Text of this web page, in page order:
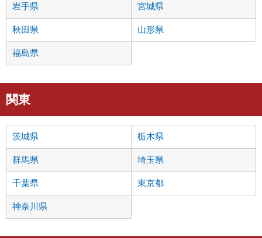
岩手県 宮城県
秋田県 山形県
福島県
関東
茨城県 栃木県
群馬県 埼玉県
千葉県 東京都
神奈川県